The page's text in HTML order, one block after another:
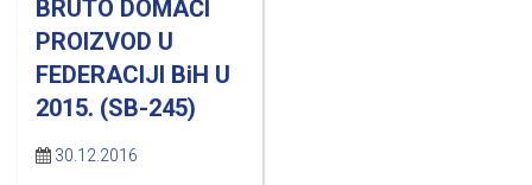
BRUTO DOMAĆI
PROIZVOD U
FEDERACIJI BiH U
2015. (SB-245)
30.12.2016